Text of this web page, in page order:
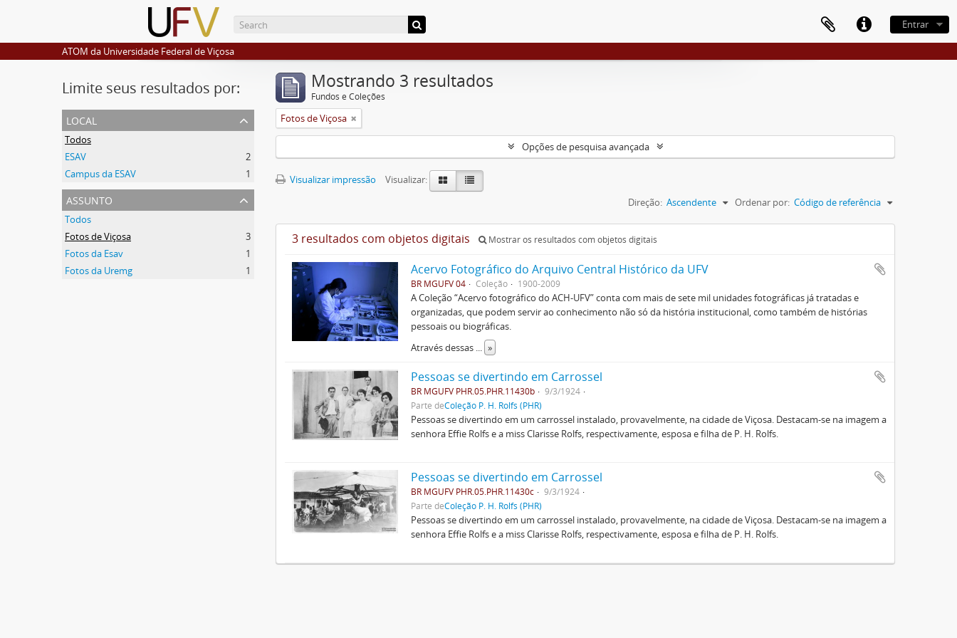
Entrar
ATOM da Universidade Federal de Viçosa
Limite seus resultados por:
local
Todos
ESAV
2
Campus da ESAV
1
assunto
Todos
Fotos de Viçosa
3
Fotos da Esav
1
Fotos da Uremg
1
Mostrando 3 resultados
Fundos e Coleções
Fotos de Viçosa
Opções de pesquisa avançada
Visualizar impressão
Visualizar:
Ordenar por: Código de referência
Direção: Ascendente
3 resultados com objetos digitais Mostrar os resultados com objetos digitais
Acervo Fotográfico do Arquivo Central Histórico da UFV
BR MGUFV 04 Coleção 1900-2009
A Coleção “Acervo fotográfico do ACH-UFV” conta com mais de sete mil unidades fotográficas já tratadas e
organizadas, que podem servir ao conhecimento não só da história institucional, como também de histórias
pessoais ou biográficas.
Através dessas
»
Pessoas se divertindo em Carrossel
BR MGUFV PHR.05.PHR.11430b
9/3/1924
Parte deColeção P. H. Rolfs (PHR)
Pessoas se divertindo em um carrossel instalado, provavelmente, na cidade de Viçosa. Destacam-se na imagem a
senhora Effie Rolfs e a miss Clarisse Rolfs, respectivamente, esposa e filha de P. H. Rolfs.
Pessoas se divertindo em Carrossel
BR MGUFV PHR.05.PHR.11430c
9/3/1924
Parte deColeção P. H. Rolfs (PHR)
Pessoas se divertindo em um carrossel instalado, provavelmente, na cidade de Viçosa. Destacam-se na imagem a
senhora Effie Rolfs e a miss Clarisse Rolfs, respectivamente, esposa e filha de P. H. Rolfs.